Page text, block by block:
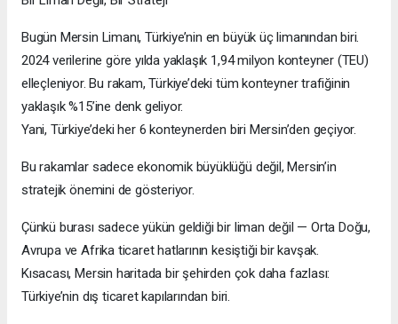
Bugün Mersin Limanı, Türkiye’nin en büyük üç limanından biri.
2024 verilerine göre yılda yaklaşık 1,94 milyon konteyner (TEU)
elleçleniyor. Bu rakam, Türkiye’deki tüm konteyner trafiğinin
yaklaşık %15’ine denk geliyor.
Yani, Türkiye’deki her 6 konteynerden biri Mersin’den geçiyor.
Bu rakamlar sadece ekonomik büyüklüğü değil, Mersin’in
stratejik önemini de gösteriyor.
Çünkü burası sadece yükün geldiği bir liman değil — Orta Doğu,
Avrupa ve Afrika ticaret hatlarının kesiştiği bir kavşak.
Kısacası, Mersin haritada bir şehirden çok daha fazlası:
Türkiye’nin dış ticaret kapılarından biri.